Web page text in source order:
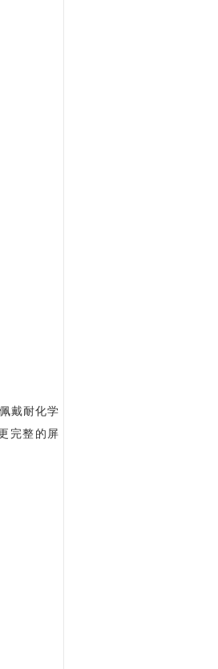
戴耐化学
完整的屏